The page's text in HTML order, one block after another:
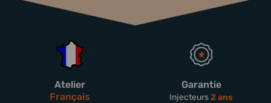
Atelier
Français
Garantie
Injecteurs2 ans